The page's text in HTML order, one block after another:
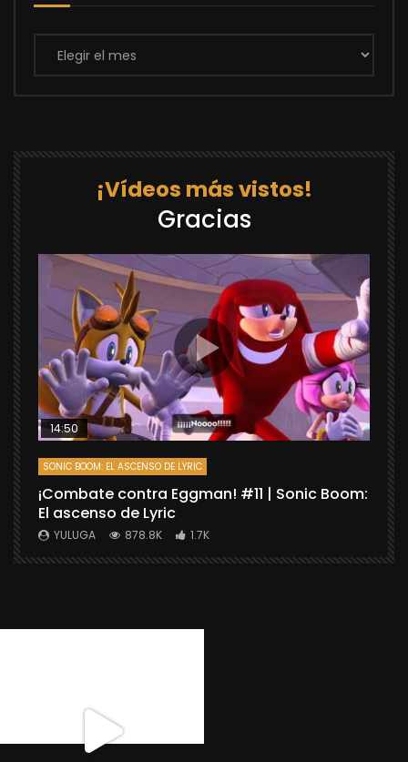
Archivos
¡Vídeos más vistos!
Gracias
14:50
SONIC BOOM: EL ASCENSO DE LYRIC
¡Combate contra Eggman! #11 | Sonic Boom:
El ascenso de Lyric
YULUGA 878.8K 1.7K